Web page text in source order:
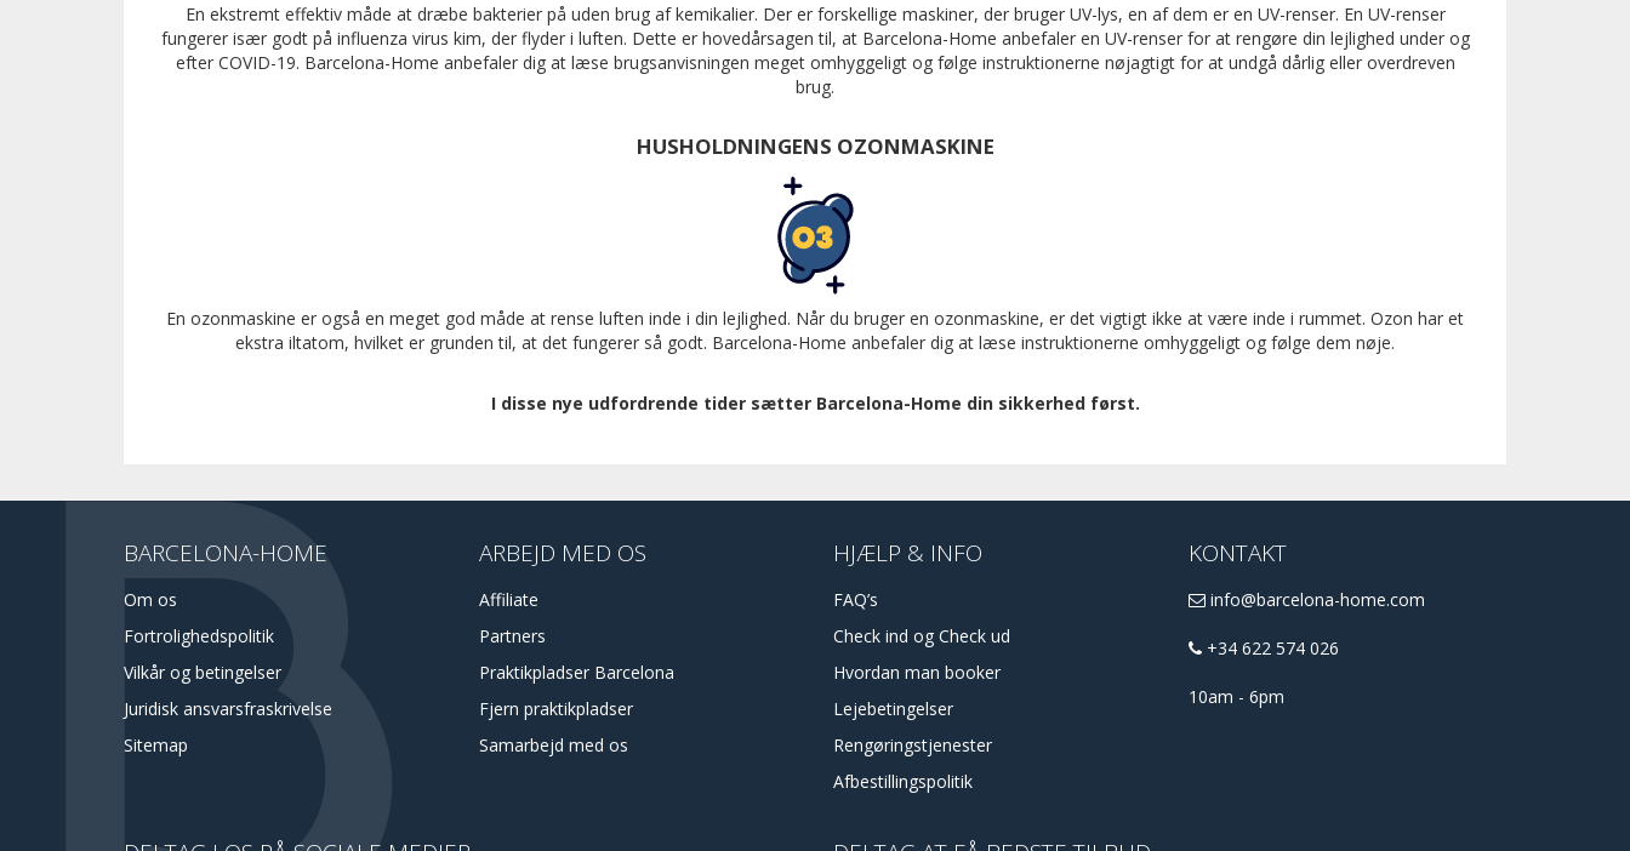
En ekstremt effektiv måde at dræbe bakterier på uden brug af kemikalier. Der er forskellige maskiner, der bruger UV-lys, en af ​​dem er en UV-renser. En UV-renser
fungerer især godt på influenza virus kim, der flyder i luften. Dette er hovedårsagen til, at Barcelona-Home anbefaler en UV-renser for at rengøre din lejlighed under og
efter COVID-19. Barcelona-Home anbefaler dig at læse brugsanvisningen meget omhyggeligt og følge instruktionerne nøjagtigt for at undgå dårlig eller overdreven
brug.
HUSHOLDNINGENS OZONMASKINE
En ozonmaskine er også en meget god måde at rense luften inde i din lejlighed. Når du bruger en ozonmaskine, er det vigtigt ikke at være inde i rummet. Ozon har et
ekstra iltatom, hvilket er grunden til, at det fungerer så godt. Barcelona-Home anbefaler dig at læse instruktionerne omhyggeligt og følge dem nøje.
I disse nye udfordrende tider sætter Barcelona-Home din sikkerhed først.
BARCELONA-HOME
Om os
Fortrolighedspolitik
Vilkår og betingelser
Juridisk ansvarsfraskrivelse
Sitemap
ARBEJD MED OS
Affiliate
Partners
Praktikpladser Barcelona
Fjern praktikpladser
Samarbejd med os
HJÆLP & INFO
FAQ’s
Check ind og Check ud
Hvordan man booker
Lejebetingelser
Rengøringstjenester
Afbestillingspolitik
KONTAKT
info@barcelona-home.com
+34 622 574 026
10am - 6pm